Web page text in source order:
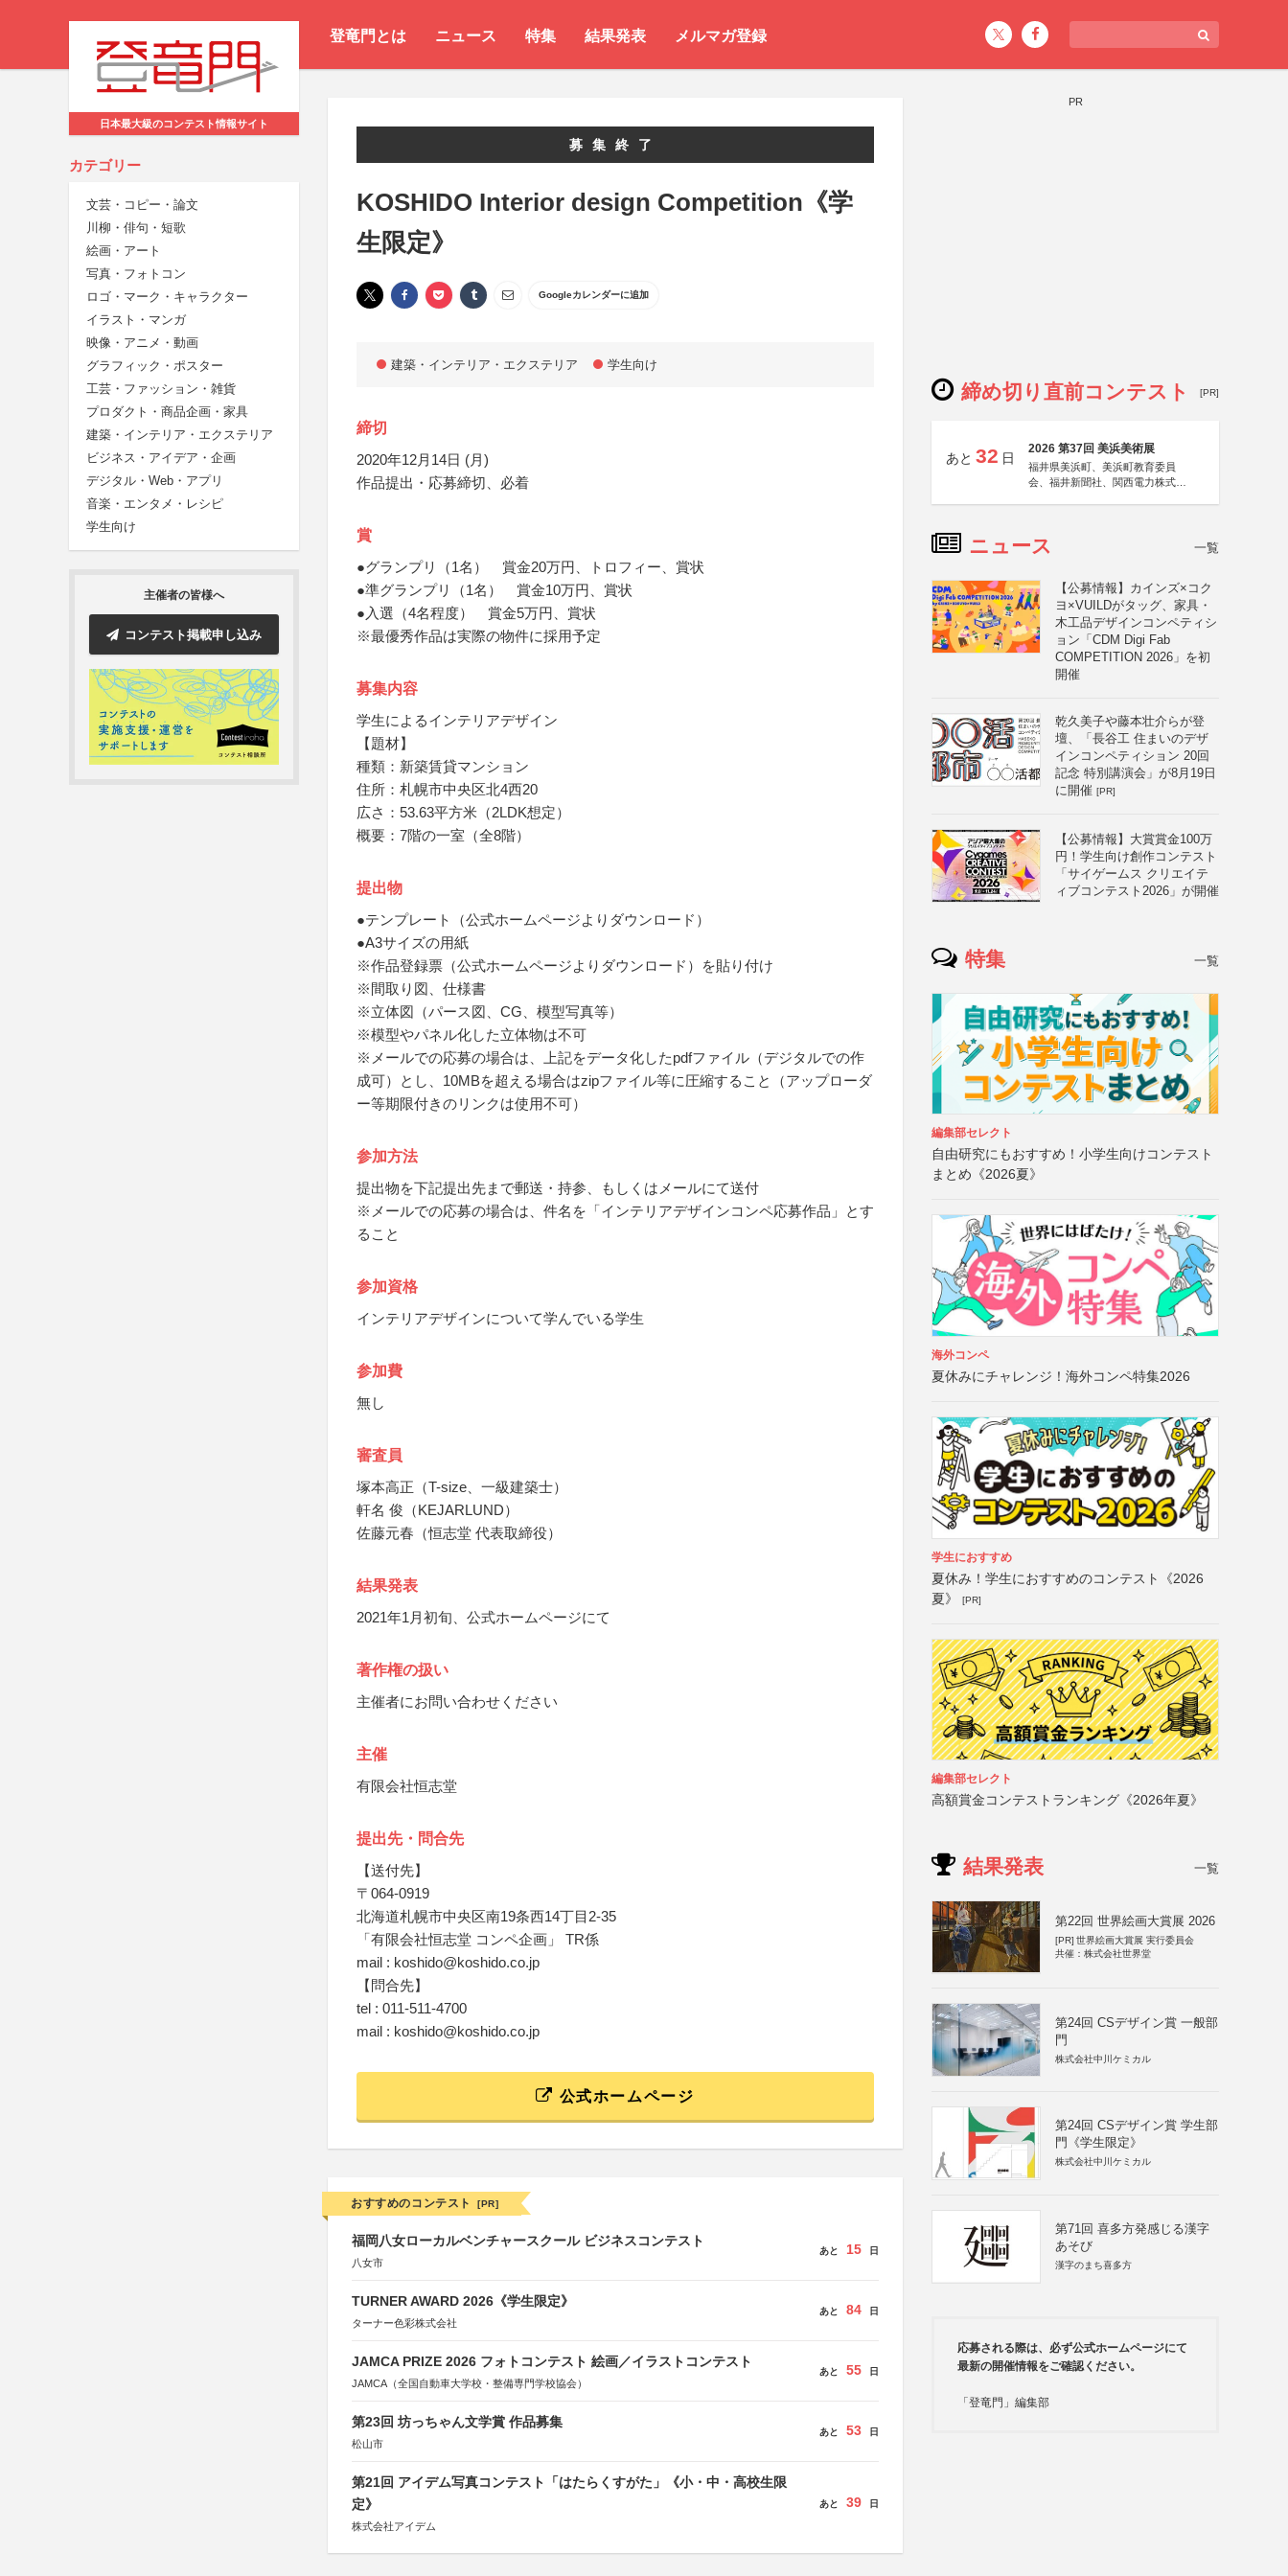
登竜門とは ニュース 特集 結果発表 メルマガ登録
日本最大級のコンテスト情報サイト
カテゴリー
文芸・コピー・論文
川柳・俳句・短歌
絵画・アート
写真・フォトコン
ロゴ・マーク・キャラクター
イラスト・マンガ
映像・アニメ・動画
グラフィック・ポスター
工芸・ファッション・雑貨
プロダクト・商品企画・家具
建築・インテリア・エクステリア
ビジネス・アイデア・企画
デジタル・Web・アプリ
音楽・エンタメ・レシピ
学生向け
主催者の皆様へ
コンテスト掲載申し込み
募集終了
KOSHIDO Interior design Competition《学
生限定》
Googleカレンダーに追加
建築・インテリア・エクステリア 学生向け
締切
2020年12月14日 (月)
作品提出・応募締切、必着
賞
●グランプリ（1名） 賞金20万円、トロフィー、賞状
●準グランプリ（1名） 賞金10万円、賞状
●入選（4名程度） 賞金5万円、賞状
※最優秀作品は実際の物件に採用予定
募集内容
学生によるインテリアデザイン
【題材】
種類：新築賃貸マンション
住所：札幌市中央区北4西20
広さ：53.63平方米（2LDK想定）
概要：7階の一室（全8階）
提出物
●テンプレート（公式ホームページよりダウンロード）
●A3サイズの用紙
※作品登録票（公式ホームページよりダウンロード）を貼り付け
※間取り図、仕様書
※立体図（パース図、CG、模型写真等）
※模型やパネル化した立体物は不可
※メールでの応募の場合は、上記をデータ化したpdfファイル（デジタルでの作
成可）とし、10MBを超える場合はzipファイル等に圧縮すること（アップローダ
ー等期限付きのリンクは使用不可）
参加方法
提出物を下記提出先まで郵送・持参、もしくはメールにて送付
※メールでの応募の場合は、件名を「インテリアデザインコンペ応募作品」とす
ること
参加資格
インテリアデザインについて学んでいる学生
参加費
無し
審査員
塚本高正（T-size、一級建築士）
軒名 俊（KEJARLUND）
佐藤元春（恒志堂 代表取締役）
結果発表
2021年1月初旬、公式ホームページにて
著作権の扱い
主催者にお問い合わせください
主催
有限会社恒志堂
提出先・問合先
【送付先】
〒064-0919
北海道札幌市中央区南19条西14丁目2-35
「有限会社恒志堂 コンペ企画」 TR係
mail : koshido@koshido.co.jp
【問合先】
tel : 011-511-4700
mail : koshido@koshido.co.jp
公式ホームページ
おすすめのコンテスト [PR]
福岡八女ローカルベンチャースクール ビジネスコンテスト
八女市
あと 15 日
TURNER AWARD 2026《学生限定》
ターナー色彩株式会社
あと 84 日
JAMCA PRIZE 2026 フォトコンテスト 絵画／イラストコンテスト
JAMCA（全国自動車大学校・整備専門学校協会）
あと 55 日
第23回 坊っちゃん文学賞 作品募集
松山市
あと 53 日
第21回 アイデム写真コンテスト「はたらくすがた」《小・中・高校生限
定》
株式会社アイデム
あと 39 日
PR
締め切り直前コンテスト [PR]
あと 32 日
2026 第37回 美浜美術展
福井県美浜町、美浜町教育委員
会、福井新聞社、関西電力株式会
ニュース 一覧
【公募情報】カインズ×コク
ヨ×VUILDがタッグ、家具・
木工品デザインコンペティシ
ョン「CDM Digi Fab
COMPETITION 2026」を初
開催
乾久美子や藤本壮介らが登
壇、「長谷工 住まいのデザ
インコンペティション 20回
記念 特別講演会」が8月19日
に開催 [PR]
【公募情報】大賞賞金100万
円！学生向け創作コンテスト
「サイゲームス クリエイテ
ィブコンテスト2026」が開催
特集 一覧
編集部セレクト
自由研究にもおすすめ！小学生向けコンテスト
まとめ《2026夏》
海外コンペ
夏休みにチャレンジ！海外コンペ特集2026
学生におすすめ
夏休み！学生におすすめのコンテスト《2026
夏》
[PR]
編集部セレクト
高額賞金コンテストランキング《2026年夏》
結果発表 一覧
第22回 世界絵画大賞展 2026
[PR] 世界絵画大賞展 実行委員会
共催：株式会社世界堂
第24回 CSデザイン賞 一般部
門
株式会社中川ケミカル
第24回 CSデザイン賞 学生部
門《学生限定》
株式会社中川ケミカル
第71回 喜多方発感じる漢字
あそび
漢字のまち喜多方
応募される際は、必ず公式ホームページにて
最新の開催情報をご確認ください。
「登竜門」編集部